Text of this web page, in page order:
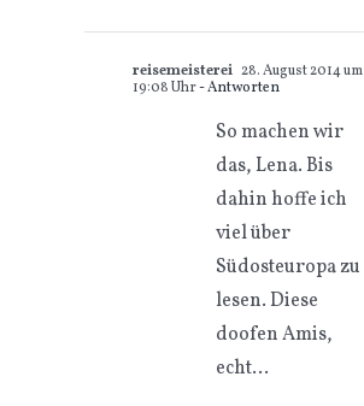
reisemeisterei 28. August 2014 um
19:08 Uhr- Antworten
So machen wir
das, Lena. Bis
dahin hoffe ich
viel über
Südosteuropa zu
lesen. Diese
doofen Amis,
echt…